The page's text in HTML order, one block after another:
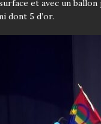
et avec un
dont 5 d’or.